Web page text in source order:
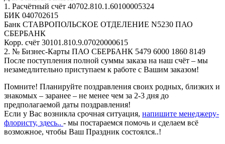
1. Расчётный счёт 40702.810.1.60100005324
БИК 040702615
Банк СТАВРОПОЛЬСКОЕ ОТДЕЛЕНИЕ N5230 ПАО
СБЕРБАНК
Корр. счёт 30101.810.9.07020000615
2. № Бизнес-Карты ПАО СБЕРБАНК 5479 6000 1860 8149
После поступления полной суммы заказа на наш счёт – мы
незамедлительно приступаем к работе с Вашим заказом!
Помните! Планируйте поздравления своих родных, близких и
знакомых – заранее – не менее чем за 2-3 дня до
предполагаемой даты поздравления!
Если у Вас возникла срочная ситуация, напишите менеджеру-
флористу, здесь.. - мы постараемся помочь и сделаем всё
возможное, чтобы Ваш Праздник состоялся..!